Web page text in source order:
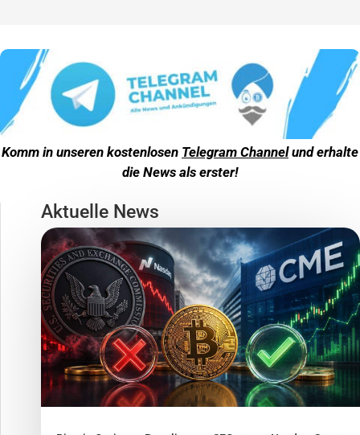
Komm in unseren kostenlosen Telegram Channelund erhalte
die News als erster!
Aktuelle News